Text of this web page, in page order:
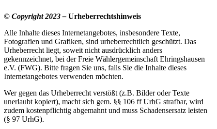
© Copyright 2023 – Urheberrechtshinweis
Alle Inhalte dieses Internetangebotes, insbesondere Texte,
Fotografien und Grafiken, sind urheberrechtlich geschützt. Das
Urheberrecht liegt, soweit nicht ausdrücklich anders
gekennzeichnet, bei der Freie Wählergemeinschaft Ehringshausen
e.V. (FWG). Bitte fragen Sie uns, falls Sie die Inhalte dieses
Internetangebotes verwenden möchten.
Wer gegen das Urheberrecht verstößt (z.B. Bilder oder Texte
unerlaubt kopiert), macht sich gem. §§ 106 ff UrhG strafbar, wird
zudem kostenpflichtig abgemahnt und muss Schadensersatz leisten
(§ 97 UrhG).